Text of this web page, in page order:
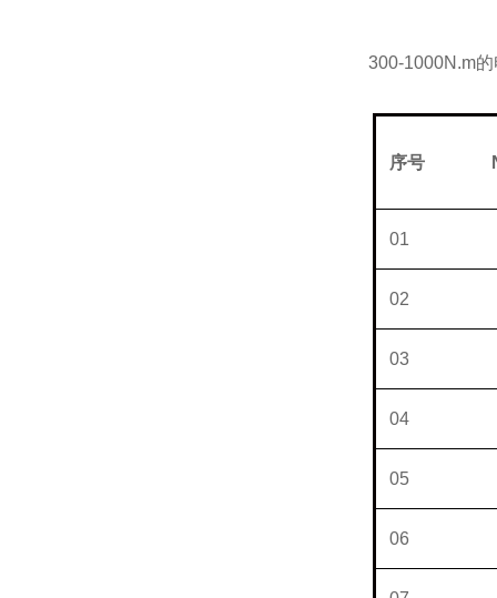
300-1000N.m
序号
01
02
03
04
05
06